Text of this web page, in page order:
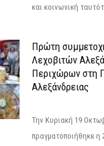
και κοινωνική
Πρώτη
Λεχοβιτών
Περιχώρων στη
Αλεξάνδρειας
Την Κυριακή 19
πραγματοποιήθηκε η